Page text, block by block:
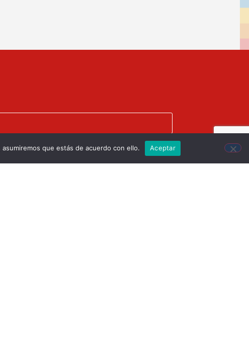
que estás de acuerdo con ello. Aceptar